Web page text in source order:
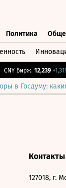
Политика
CNY Бирж. 12,239 +1,31%
в Госдуму:
Контакты
127018, г.